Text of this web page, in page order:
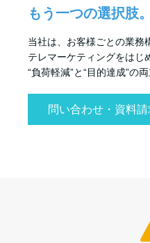
もう一つの選択肢。
当社は、お客様ごとの業務
テレマーケティングをはじ
“負荷軽減”と“目的達成”の
問い合わせ・資料請